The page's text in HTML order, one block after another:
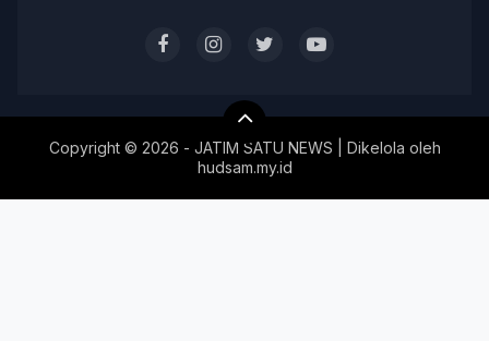
Copyright © 2026 - JATIM SATU NEWS | Dikelola oleh
hudsam.my.id